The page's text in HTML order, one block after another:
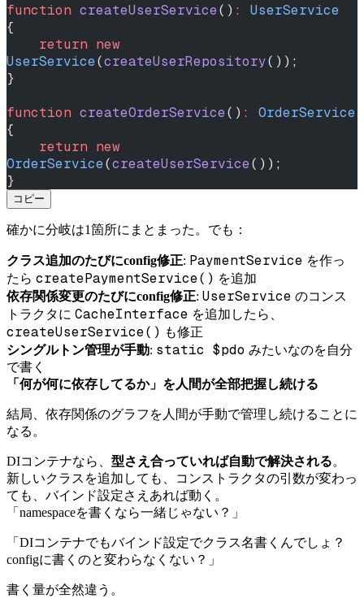
function createUserService() :
UserService
{
    return
new
UserService(createUserRepository());
}
function createOrderService() :
OrderService
{
    return
new
OrderService(createUserService());
}
コピー
確かに分岐は1箇所にまとまった。でも：
クラス追加のたびにconfig修正: PaymentService を作っ
たら createPaymentService() を追加
依存関係変更のたびにconfig修正: UserService のコンス
トラクタに CacheInterface を追加したら、
createUserService() も修正
シングルトン管理が手動: static $pdo みたいなのを自分
で書く
「何が何に依存してるか」を人間が全部把握し続ける
結局、依存関係のグラフを人間が手動で管理し続けることに
なる。
DIコンテナなら、 型さえ合っていれば自動で解決される。
新しいクラスを追加しても、コンストラクタの引数が変わっ
ても、バインド設定さえあれば動く。
「namespaceを書くなら一緒じゃない？」
「DIコンテナでもバインド設定でクラス名書くんでしょ？
configに書くのと変わらなくない？」
書く量が全然違う。